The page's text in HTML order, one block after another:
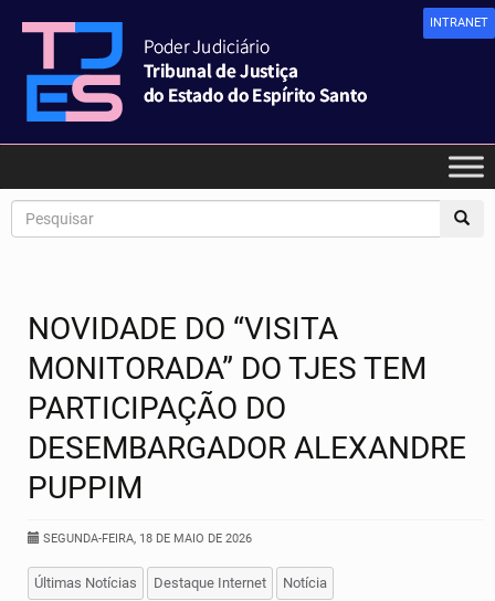
INTRANET
NOVIDADE DO “VISITA
MONITORADA” DO TJES TEM
PARTICIPAÇÃO DO
DESEMBARGADOR ALEXANDRE
PUPPIM
SEGUNDA-FEIRA, 18 DE MAIO DE 2026
Últimas Notícias Destaque Internet Notícia